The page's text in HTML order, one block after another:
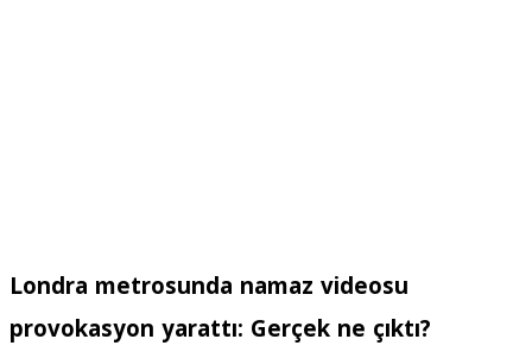
Londra metrosunda namaz videosu
provokasyon yarattı: Gerçek ne çıktı?